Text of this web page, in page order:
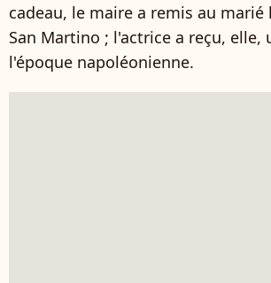
cadeau, le maire a remis au marié
San Martino ; l'actrice a reçu, elle,
l'époque napoléonienne.